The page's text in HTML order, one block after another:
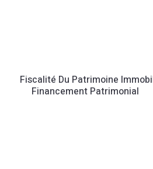
Fiscalité Du Patrimoine
Financement Patrimonial